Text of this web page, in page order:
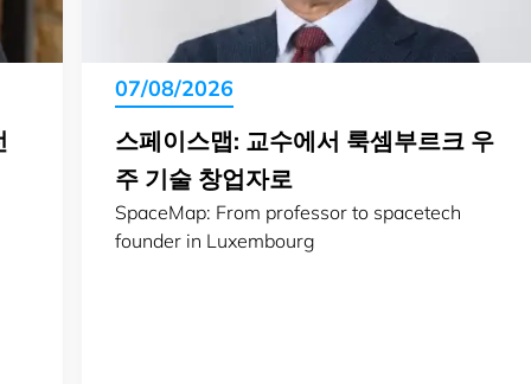
07/08/2026
스페이스맵: 교수에서 룩셈부르크 우
주 기술 창업자로
SpaceMap: From professor to spacetech
founder in Luxembourg